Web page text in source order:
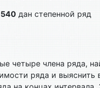
дан степенной ряд
четыре члена ряда,
ряда и выяснить